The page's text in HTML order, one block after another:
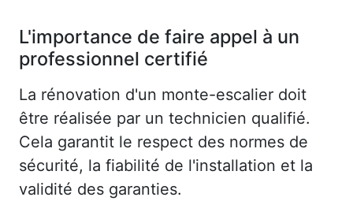
L'importance de faire appel à un
professionnel certifié
La rénovation d'un monte-escalier doit
être réalisée par un technicien qualifié.
Cela garantit le respect des normes de
sécurité, la fiabilité de l'installation et la
validité des garanties.